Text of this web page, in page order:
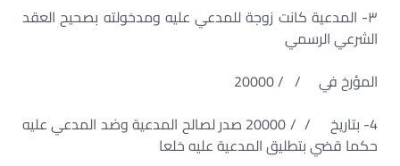
٣- المدعية كانت زوجة للمدعي عليه ومدخولته بصحيح العقد
الشرعي الرسمي
المؤرخ في / / 20000
4- بتاريخ / / 20000 صدر لصالح المدعية وضد المدعي عليه
حكما قضي بتطليق المدعية عليه خلعا